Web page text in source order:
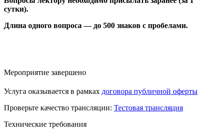
сутки).
Длина одного вопроса — до 500 знаков с пробелами.
Мероприятие завершено
Услуга оказывается в рамках договора публичной оферты
Проверьте качество трансляции: Тестовая трансляция
Технические требования